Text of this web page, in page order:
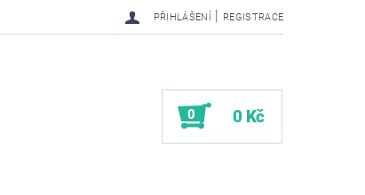
PŘIHLÁŠENÍ | REGISTRACE
0 0 Kč